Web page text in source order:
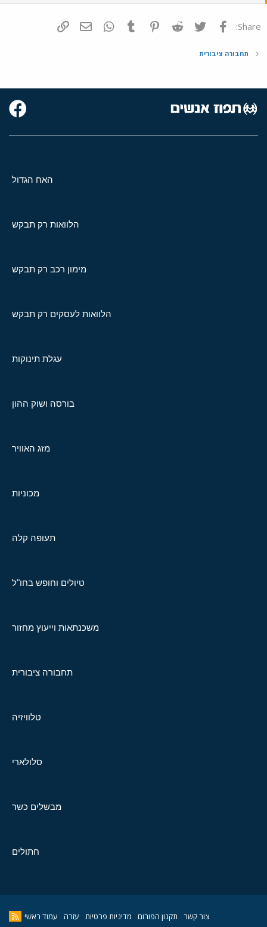
Share: פייסבוק Twitter
Reddit
Pinterest
Tumblr
WhatsAppדואר אלקטרוני
תחבורה ציבורית
האח הגדול
הלוואות רק תבקש
מימון רכב רק תבקש
הלוואות לעסקים רק תבקש
עגלת תינוקות
בורסה ושוק ההון
מזג האוויר
מכוניות
תעופה קלה
טיולים וחופש בחו"ל
משכנתאות וייעוץ מחזור
תחבורה ציבורית
טלוויזיה
סלולארי
מבשלים כשר
חתולים
צור קשר תקנון הפורום מדיניות פרטיות עזרה עמוד ראשי